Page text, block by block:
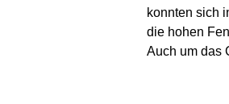
konnten sich
die hohen
Auch um das